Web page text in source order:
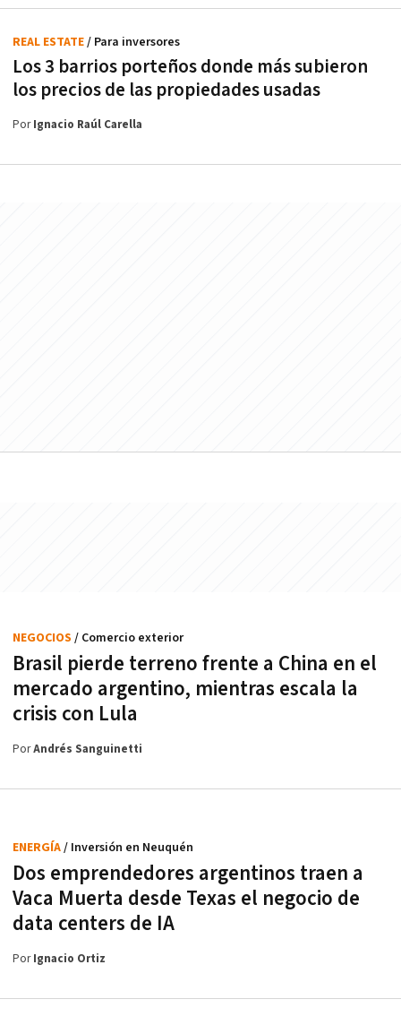
Los 3 barrios porteños donde más subieron
los precios de las propiedades usadas
REAL ESTATE/ Para inversores
PorIgnacio Raúl Carella
Brasil pierde terreno frente a China en el
mercado argentino, mientras escala la
crisis con Lula
NEGOCIOS / Comercio exterior
PorAndrés Sanguinetti
Dos emprendedores argentinos traen a
Vaca Muerta desde Texas el negocio de
data centers de IA
ENERGÍA/ Inversión en Neuquén
PorIgnacio Ortiz